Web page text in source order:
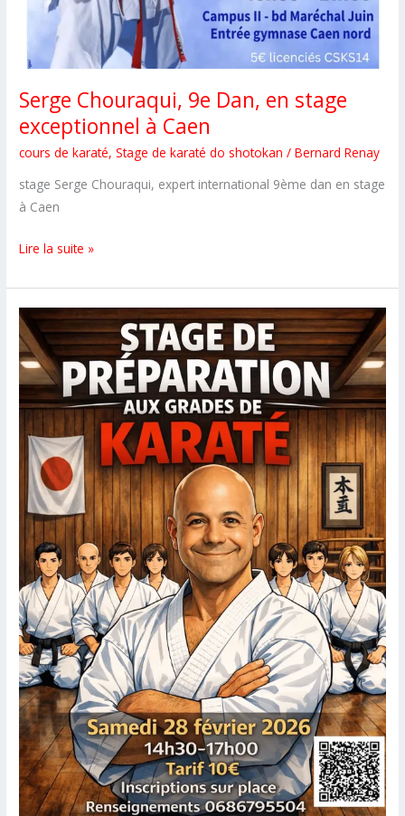
Serge Chouraqui, 9e Dan, en stage
exceptionnel à Caen
cours de karaté,Stage de karaté do shotokan /Bernard Renay
stage Serge Chouraqui, expert international 9ème dan en stage
à Caen
Serge
9e
Dan,
en
stage
exceptionnel
à
Lire la suite »